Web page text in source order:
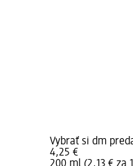
Vybrať si dm
4,25 €